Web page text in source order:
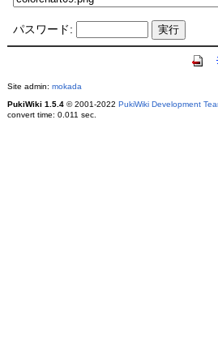
パスワード:
Site admin: mokada
PukiWiki 1.5.4© 2001-2022 PukiWiki Development
convert time: 0.011 sec.